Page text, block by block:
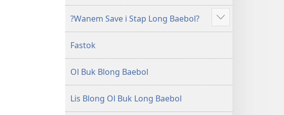
buk
long
Long
Niu
Wol
Translesen
?Wanem Save i Stap Long Baebol?
Sam
moa
Fastok
Ol Buk Blong Baebol
Lis Blong Ol Buk Long Baebol